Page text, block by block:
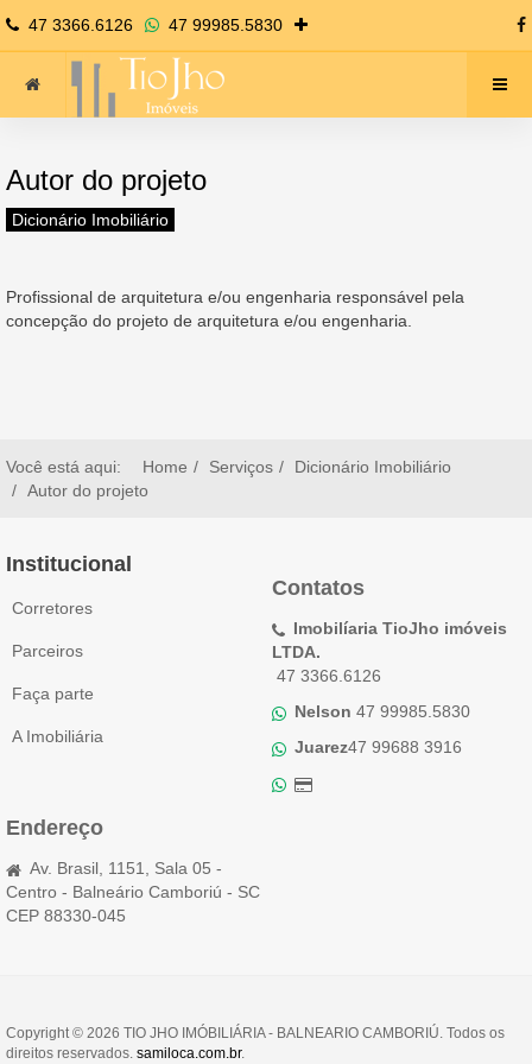
47 3366.6126 47 99985.5830
Autor do projeto
Dicionário Imobiliário
Profissional de arquitetura e/ou engenharia responsável pela
concepção do projeto de arquitetura e/ou engenharia.
Você está aqui: Home Serviços
Dicionário Imobiliário
Autor do projeto
Institucional
Corretores
Parceiros
Faça parte
A Imobiliária
Contatos
Imobilíaria TioJho imóveis
LTDA.
47 3366.6126
Nelson 47 99985.5830
Juarez47 99688 3916
Endereço
Av. Brasil, 1151, Sala 05 -
Centro - Balneário Camboriú - SC
CEP 88330-045
Copyright © 2026 TIO JHO IMÓBILIÁRIA - BALNEARIO CAMBORIÚ. Todos os
direitos reservados. samiloca.com.br.